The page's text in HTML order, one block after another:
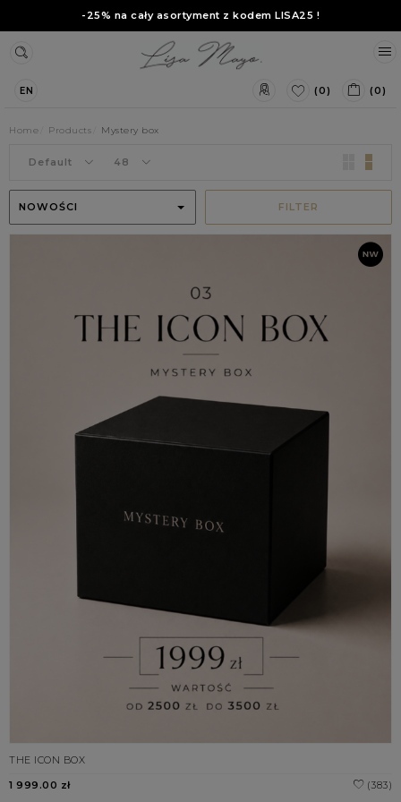
-25% na cały asortyment z kodem LISA25 !
EN (0) (0)
Home Products Mystery box
Default 48
NOWOŚCI FILTER
THE ICON BOX
(383)
1 999.00 zł